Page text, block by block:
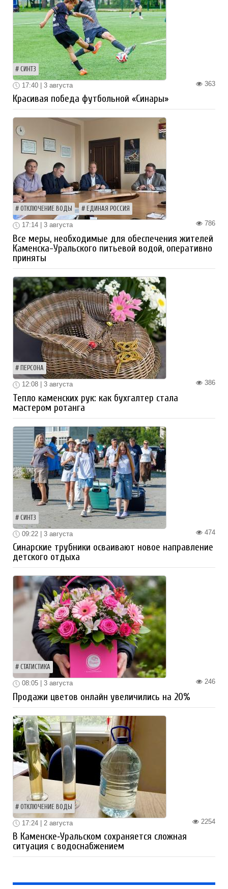
СИНТЗ
363
17:40 | 3 августа
Красивая победа футбольной «Синары»
ОТКЛЮЧЕНИЕ ВОДЫ ЕДИНАЯ РОССИЯ
786
17:14 | 3 августа
Все меры, необходимые для обеспечения жителей
Каменска-Уральского питьевой водой, оперативно
приняты
ПЕРСОНА
386
12:08 | 3 августа
Тепло каменских рук: как бухгалтер стала
мастером ротанга
СИНТЗ
474
09:22 | 3 августа
Синарские трубники осваивают новое направление
детского отдыха
СТАТИСТИКА
246
08:05 | 3 августа
Продажи цветов онлайн увеличились на 20%
ОТКЛЮЧЕНИЕ ВОДЫ
2254
17:24 | 2 августа
В Каменске‑Уральском сохраняется сложная
ситуация с водоснабжением